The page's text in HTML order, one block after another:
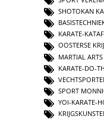
SHOTOKAN
KARATE-
OOSTERSE
MARTIAL
KARATE-DO-
SPORT
YOI-KARATE-